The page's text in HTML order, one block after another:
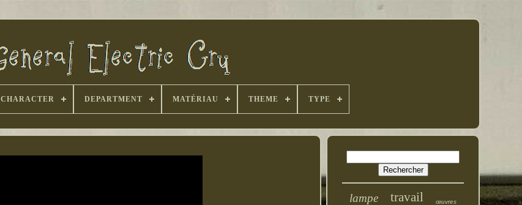
CHARACTER DEPARTMENT MATÉRIAU THEME TYPE
lampe travail œuvres